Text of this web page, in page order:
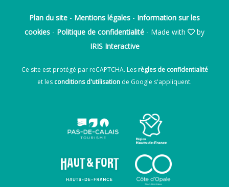
Plan du site - Mentions légales - Information sur les
cookies - Politique de confidentialité - Made with
by
IRIS Interactive
Ce site est protégé par reCAPTCHA. Lesrègles de confidentialité
et les conditions d'utilisation de Google s'appliquent.